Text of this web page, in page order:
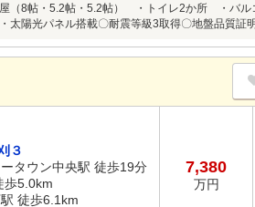
（8帖・5.2帖・5.2帖） ・トイレ2か所 ・バ
陽光パネル搭載〇耐震等級3取得〇地盤品
３
タウン中央駅 徒歩19分
歩5.0km
徒歩6.1km
7,380
万円